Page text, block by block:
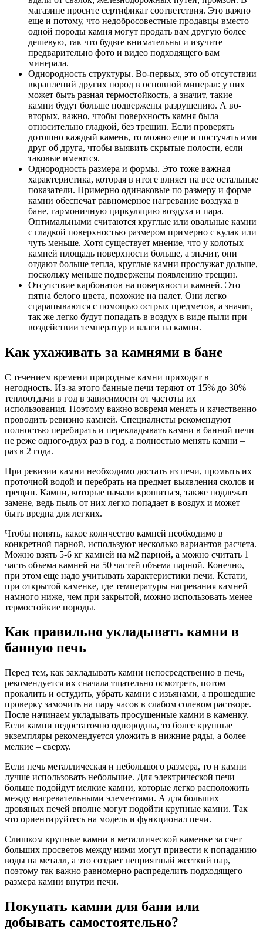
магазине просите сертификат соответствия. Это важно
еще и потому, что недобросовестные продавцы вместо
одной породы камня могут продать вам другую более
дешевую, так что будьте внимательны и изучите
предварительно фото и видео подходящего вам
минерала.
Однородность структуры. Во-первых, это об отсутствии
вкраплений других пород в основной минерал: у них
может быть разная термостойкость, а значит, такие
камни будут больше подвержены разрушению. А во-
вторых, важно, чтобы поверхность камня была
относительно гладкой, без трещин. Если проверять
дотошно каждый камень, то можно еще и постучать ими
друг об друга, чтобы выявить скрытые полости, если
таковые имеются.
Однородность размера и формы. Это тоже важная
характеристика, которая в итоге влияет на все остальные
показатели. Примерно одинаковые по размеру и форме
камни обеспечат равномерное нагревание воздуха в
бане, гармоничную циркуляцию воздуха и пара.
Оптимальными считаются круглые или овальные камни
с гладкой поверхностью размером примерно с кулак или
чуть меньше. Хотя существует мнение, что у колотых
камней площадь поверхности больше, а значит, они
отдают больше тепла, круглые камни прослужат дольше,
поскольку меньше подвержены появлению трещин.
Отсутствие карбонатов на поверхности камней. Это
пятна белого цвета, похожие на налет. Они легко
сцарапываются с помощью острых предметов, а значит,
так же легко будут попадать в воздух в виде пыли при
воздействии температур и влаги на камни.
Как ухаживать за камнями в бане
С течением времени природные камни приходят в
негодность. Из-за этого банные печи теряют от 15% до 30%
теплоотдачи в год в зависимости от частоты их
использования. Поэтому важно вовремя менять и качественно
проводить ревизию камней. Специалисты рекомендуют
полностью перебирать и перекладывать камни в банной печи
не реже одного-двух раз в год, а полностью менять камни –
раз в 2 года.
При ревизии камни необходимо достать из печи, промыть их
проточной водой и перебрать на предмет выявления сколов и
трещин. Камни, которые начали крошиться, также подлежат
замене, ведь пыль от них легко попадает в воздух и может
быть вредна для легких.
Чтобы понять, какое количество камней необходимо в
конкретной парной, используют несколько вариантов расчета.
Можно взять 5-6 кг камней на м2 парной, а можно считать 1
часть объема камней на 50 частей объема парной. Конечно,
при этом еще надо учитывать характеристики печи. Кстати,
при открытой каменке, где температуры нагревания камней
намного ниже, чем при закрытой, можно использовать менее
термостойкие породы.
Как правильно укладывать камни в
банную печь
Перед тем, как закладывать камни непосредственно в печь,
рекомендуется их сначала тщательно осмотреть, потом
прокалить и остудить, убрать камни с изъянами, а прошедшие
проверку замочить на пару часов в слабом солевом растворе.
После начинаем укладывать просушенные камни в каменку.
Если камни недостаточно однородны, то более крупные
экземпляры рекомендуется уложить в нижние ряды, а более
мелкие – сверху.
Если печь металлическая и небольшого размера, то и камни
лучше использовать небольшие. Для электрической печи
больше подойдут мелкие камни, которые легко расположить
между нагревательными элементами. А для больших
дровяных печей вполне могут подойти крупные камни. Так
что ориентируйтесь на модель и функционал печи.
Слишком крупные камни в металлической каменке за счет
больших просветов между ними могут привести к попаданию
воды на металл, а это создает неприятный жесткий пар,
поэтому так важно равномерно распределить подходящего
размера камни внутри печи.
Покупать камни для бани или
добывать самостоятельно?